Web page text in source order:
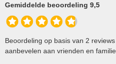
Gemiddelde beoordeling 9,5
Beoordeling op basis van 2 reviews
aanbevelen aan vrienden en familie.